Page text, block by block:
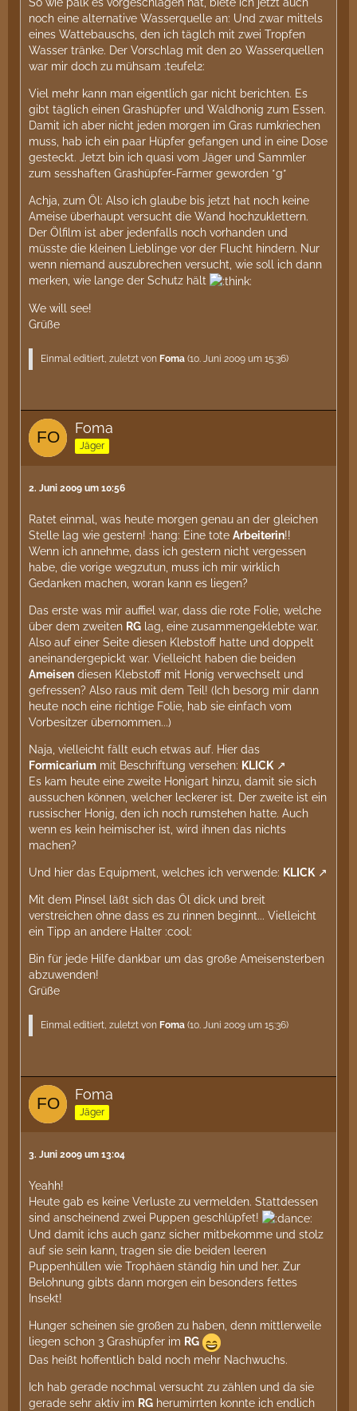
noch eine alternative Wasserquelle an: Und zwar mittels
eines Wattebauschs, den ich täglch mit zwei Tropfen
Wasser tränke. Der Vorschlag mit den 20 Wasserquellen
war mir doch zu mühsam :teufel2:
Viel mehr kann man eigentlich gar nicht berichten. Es
gibt täglich einen Grashüpfer und Waldhonig zum Essen.
Damit ich aber nicht jeden morgen im Gras rumkriechen
muss, hab ich ein paar Hüpfer gefangen und in eine Dose
gesteckt. Jetzt bin ich quasi vom Jäger und Sammler
zum sesshaften Grashüpfer-Farmer geworden *g*
Achja, zum Öl: Also ich glaube bis jetzt hat noch keine
Ameise überhaupt versucht die Wand hochzuklettern.
Der Ölfilm ist aber jedenfalls noch vorhanden und
müsste die kleinen Lieblinge vor der Flucht hindern. Nur
wenn niemand auszubrechen versucht, wie soll ich dann
merken, wie lange der Schutz hält
We will see!
Grüße
Einmal editiert, zuletzt von Foma (10. Juni 2009 um 15:36)
Foma
Jäger
2. Juni 2009 um 10:56
Ratet einmal, was heute morgen genau an der gleichen
Stelle lag wie gestern! :hang: Eine tote Arbeiterin!!
Wenn ich annehme, dass ich gestern nicht vergessen
habe, die vorige wegzutun, muss ich mir wirklich
Gedanken machen, woran kann es liegen?
Das erste was mir auffiel war, dass die rote Folie, welche
über dem zweiten RG lag, eine zusammengeklebte war.
Also auf einer Seite diesen Klebstoff hatte und doppelt
aneinandergepickt war. Vielleicht haben die beiden
Ameisen diesen Klebstoff mit Honig verwechselt und
gefressen? Also raus mit dem Teil! (Ich besorg mir dann
heute noch eine richtige Folie, hab sie einfach vom
Vorbesitzer übernommen...)
Naja, vielleicht fällt euch etwas auf. Hier das
Formicarium mit Beschriftung versehen: KLICK
Es kam heute eine zweite Honigart hinzu, damit sie sich
aussuchen können, welcher leckerer ist. Der zweite ist ein
russischer Honig, den ich noch rumstehen hatte. Auch
wenn es kein heimischer ist, wird ihnen das nichts
machen?
Und hier das Equipment, welches ich verwende: KLICK
Mit dem Pinsel läßt sich das Öl dick und breit
verstreichen ohne dass es zu rinnen beginnt... Vielleicht
ein Tipp an andere Halter :cool:
Bin für jede Hilfe dankbar um das große Ameisensterben
abzuwenden!
Grüße
Einmal editiert, zuletzt von Foma (10. Juni 2009 um 15:36)
Foma
Jäger
3. Juni 2009 um 13:04
Yeahh!
Heute gab es keine Verluste zu vermelden. Stattdessen
sind anscheinend zwei Puppen geschlüpfet!
Und damit ichs auch ganz sicher mitbekomme und stolz
auf sie sein kann, tragen sie die beiden leeren
Puppenhüllen wie Trophäen ständig hin und her. Zur
Belohnung gibts dann morgen ein besonders fettes
Insekt!
Hunger scheinen sie großen zu haben, denn mittlerweile
liegen schon 3 Grashüpfer im RG
Das heißt hoffentlich bald noch mehr Nachwuchs.
Ich hab gerade nochmal versucht zu zählen und da sie
gerade sehr aktiv im RG herumirrten konnte ich endlich